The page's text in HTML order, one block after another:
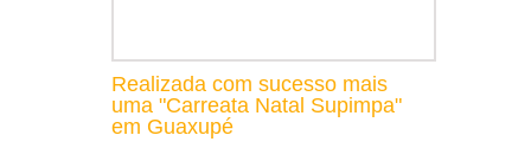
Realizada com sucesso mais
uma "Carreata Natal Supimpa"
em Guaxupé